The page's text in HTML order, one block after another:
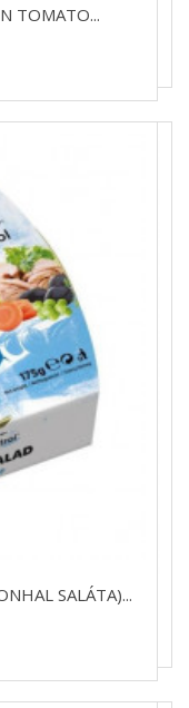
TOMATO...
SALÁTA)...
SALÁTA)...